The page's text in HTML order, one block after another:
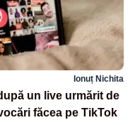
Ionuț Nichita
un live urmărit de
făcea pe TikTok